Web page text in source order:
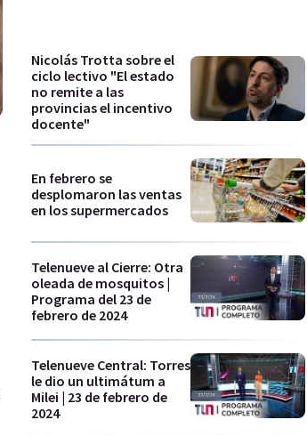
Nicolás Trotta sobre el
ciclo lectivo "El estado
no remite a las
provincias el incentivo
docente"
En febrero se
desplomaron las ventas
en los supermercados
Telenueve al Cierre: Otra
oleada de mosquitos |
Programa del 23 de
febrero de 2024
Telenueve Central: Torres
le dio un ultimátum a
Milei | 23 de febrero de
2024